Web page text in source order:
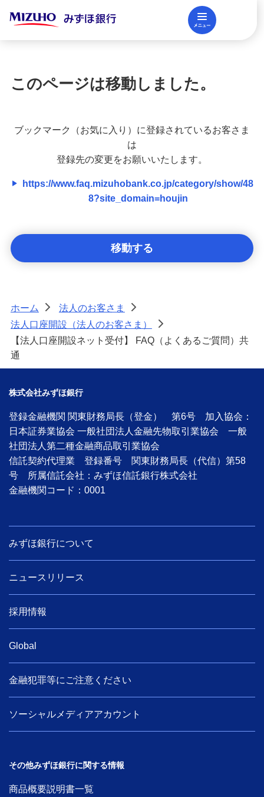
決済業務
国際業務・外国為替取引
このページは移動しました。
ブックマーク（お気に入り）に登録されているお客さま
は
登録先の変更をお願いいたします。
https://www.faq.mizuhobank.co.jp/category/show/48
8?site_domain=houjin
移動する
ホーム > 法人のお客さま
>
法人口座開設（法人のお客さま）
>
【法人口座開設ネット受付】 FAQ（よくあるご質問）共
通
株式会社みずほ銀行
登録金融機関 関東財務局長（登金） 第6号 加入協会：
日本証券業協会 一般社団法人金融先物取引業協会 一般
社団法人第二種金融商品取引業協会
信託契約代理業 登録番号 関東財務局長（代信）第58
号 所属信託会社：みずほ信託銀行株式会社
金融機関コード：0001
みずほ銀行について
ニュースリリース
採用情報
Global
金融犯罪等にご注意ください
ソーシャルメディアアカウント
その他みずほ銀行に関する情報
商品概要説明書一覧